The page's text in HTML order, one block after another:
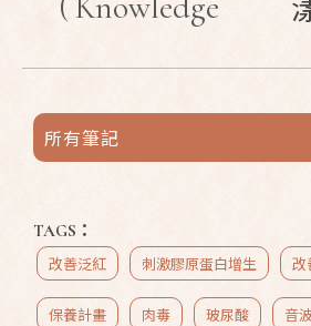
所有筆記
TAGS：
改善泛紅 刺激膠原蛋白增生 改
保養計畫 肉毒 玻尿酸 音